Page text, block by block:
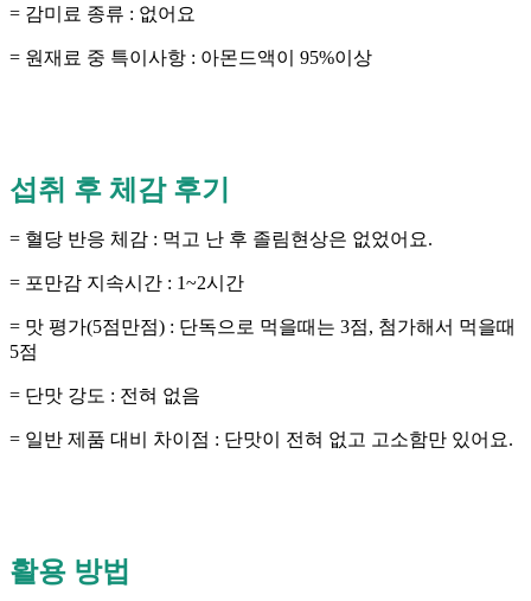
= 감미료 종류 : 없어요
= 원재료 중 특이사항 : 아몬드액이 95%이상
섭취 후 체감 후기
= 혈당 반응 체감 : 먹고 난 후 졸림현상은 없었어요.
= 포만감 지속시간 : 1~2시간
= 맛 평가(5점만점) : 단독으로 먹을때는 3점, 첨가해서 먹을때
5점
= 단맛 강도 : 전혀 없음
= 일반 제품 대비 차이점 : 단맛이 전혀 없고 고소함만 있어요.
활용 방법